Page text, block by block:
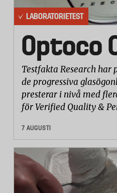
LABORATORIETEST
Optoco
Testfakta Research
de progressiva
presterar i nivå med
för Verified Quality &
7 AUGUSTI